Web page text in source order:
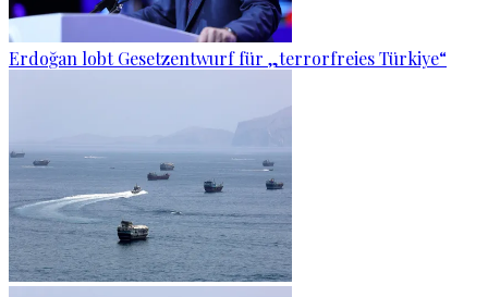
Erdoğan lobt Gesetzentwurf für „terrorfreies Türkiye“